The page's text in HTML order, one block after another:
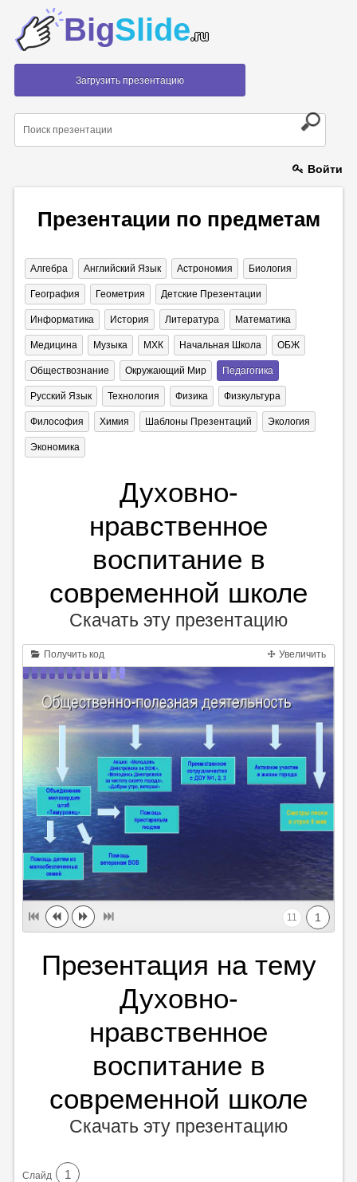
BigSlide.ru
Загрузить презентацию
Войти
Презентации по предметам
Алгебра Английский Язык Астрономия Биология
География Геометрия Детские Презентации
Информатика История Литература Математика
Медицина Музыка МХК Начальная Школа ОБЖ
Обществознание Окружающий Мир Педагогика
Русский Язык Технология Физика Физкультура
Философия Химия Шаблоны Презентаций Экология
Экономика
Духовно-
нравственное
воспитание в
современной школе
Скачать эту презентацию
Получить код Увеличить
1
11
Презентация на тему
Духовно-
нравственное
воспитание в
современной школе
Скачать эту презентацию
Cлайд 1